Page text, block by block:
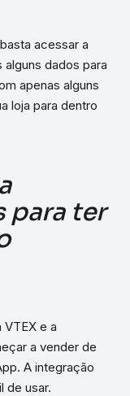
acessar a
dados para
apenas alguns
loja para dentro
para ter
e a
a vender de
A integração
de usar.